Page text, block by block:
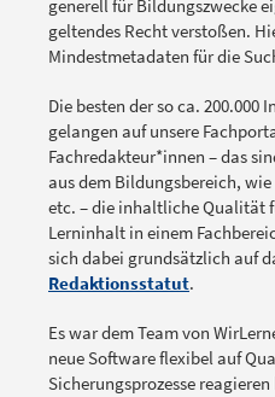
generell für Bildungszwecke
geltendes Recht verstoßen.
Mindestmetadaten für die
Die besten der so ca. 200.000
gelangen auf unsere
Fachredakteur*innen – das
aus dem Bildungsbereich,
etc. – die inhaltliche Qualität
Lerninhalt in einem
sich dabei grundsätzlich auf
Redaktionsstatut.
Es war dem Team von
neue Software flexibel auf
Sicherungsprozesse reagieren